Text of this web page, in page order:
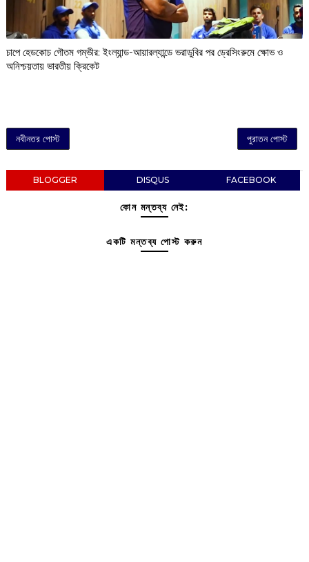
চাপে হেডকোচ গৌতম গম্ভীর: ইংল্যান্ড-আয়ারল্যান্ডে ভরাডুবির পর ড্রেসিংরুমে ক্ষোভ ও
অনিশ্চয়তায় ভারতীয় ক্রিকেট
নবীনতর পোস্ট পুরাতন পোস্ট
BLOGGER DISQUS FACEBOOK
কোন মন্তব্য নেই:
একটি মন্তব্য পোস্ট করুন